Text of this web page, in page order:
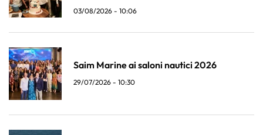
03/08/2026 - 10:06
Saim Marine ai saloni nautici 2026
29/07/2026 - 10:30